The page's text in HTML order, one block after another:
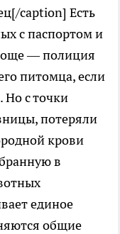
caption] Есть
с паспортом и
— полиция
питомца, если
Но с точки
потеряли
крови
в
единое
общие